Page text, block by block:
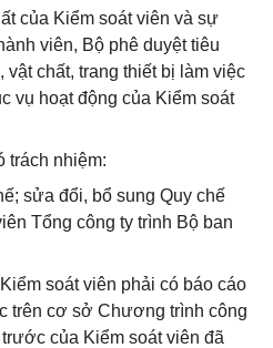
của Kiểm soát viên và sự
viên, Bộ phê duyệt tiêu
chất, trang thiết bị làm việc
vụ hoạt động của Kiểm soát
trách nhiệm:
sửa đổi, bổ sung Quy chế
Tổng công ty trình Bộ ban
soát viên phải có báo cáo
trên cơ sở Chương trình công
của Kiểm soát viên đã